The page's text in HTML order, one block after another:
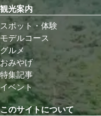
観光案内
スポット・体験
モデルコース
グルメ
おみやげ
特集記事
イベント
このサイトについて